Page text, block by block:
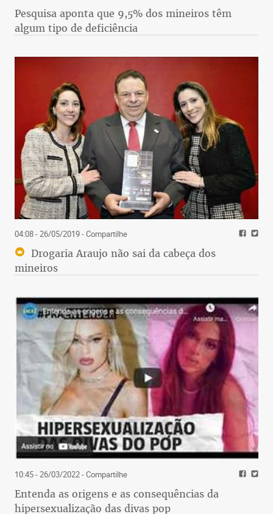
Pesquisa aponta que 9,5% dos mineiros têm
algum tipo de deficiência
04:08 - 26/05/2019- Compartilhe
Drogaria Araujo não sai da cabeça dos
mineiros
10:45 - 26/03/2022- Compartilhe
Entenda as origens e as consequências da
hipersexualização das divas pop